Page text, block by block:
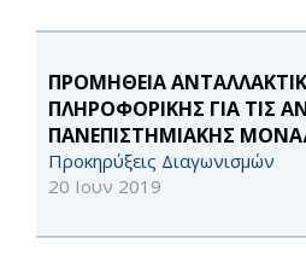
ΠΡΟΜΗΘΕΙΑ
ΠΛΗΡΟΦΟΡΙΚΗΣ ΓΙΑ ΤΙΣ
ΠΑΝΕΠΙΣΤΗΜΙΑΚΗΣ
Προκηρύξεις Διαγωνισμών
20 Ιουν 2019